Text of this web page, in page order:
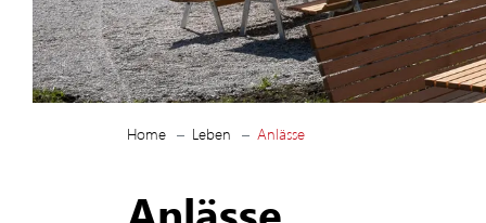
Home Leben Anlässe(ausgewählt)